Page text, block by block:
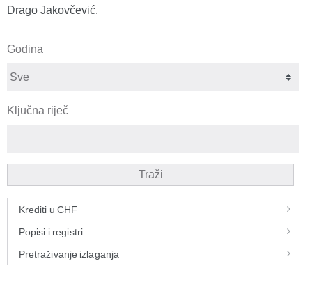
Drago Jakovčević.
Godina
Ključna riječ
Traži
Krediti u CHF
Popisi i registri
Pretraživanje izlaganja